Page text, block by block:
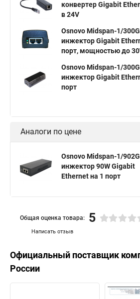
конвертер Gigabit
в 24V
Osnovo Midspan-1/
инжектор Gigabit
порт, мощностью до
Osnovo Midspan-1/
инжектор Gigabit
порт
Аналоги по цене
Osnovo Midspan-1/
инжектор 90W Gigabit
Ethernet на 1 порт
Написать отзыв
Общая оценка товара: 5
Официальный поставщик
России